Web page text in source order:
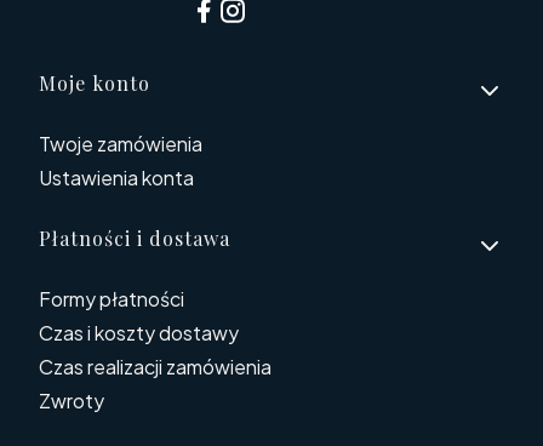
Linki w stopce
Moje konto
Twoje zamówienia
Ustawienia konta
Płatności i dostawa
Formy płatności
Czas i koszty dostawy
Czas realizacji zamówienia
Zwroty